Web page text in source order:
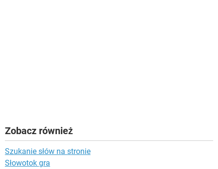
Zobacz również
Szukanie słów na stronie
Słowotok gra